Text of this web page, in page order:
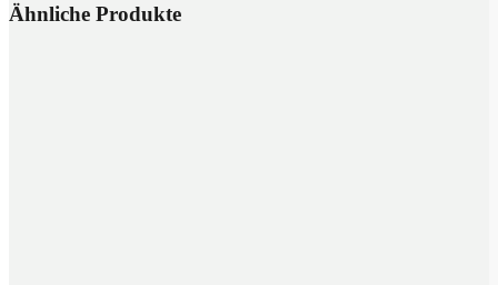
Ähnliche Produkte